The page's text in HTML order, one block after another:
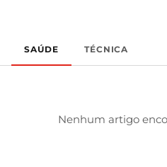
SAÚDE TÉCNICA
Nenhum artigo